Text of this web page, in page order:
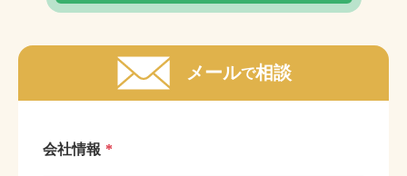
メールで相談
会社情報 *